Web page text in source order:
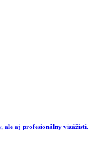
ale aj profesionálny vizážisti.